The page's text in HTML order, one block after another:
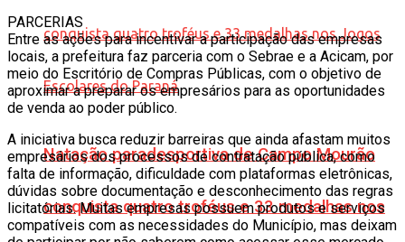
Natação paradesportiva de Campo Mourão
conquista quatro troféus e 33 medalhas nos
PARCERIAS
Entre as ações para incentivar a participação das empresas
locais, a prefeitura faz parceria com o Sebrae e a Acicam, por
meio do Escritório de Compras Públicas, com o objetivo de
aproximar a preparar os empresários para as oportunidades
de venda ao poder público.
A iniciativa busca reduzir barreiras que ainda afastam muitos
empresários dos processos de contratação pública, como
falta de informação, dificuldade com plataformas eletrônicas,
dúvidas sobre documentação e desconhecimento das regras
licitatórias. Muitas empresas possuem produtos e serviços
compatíveis com as necessidades do Município, mas deixam